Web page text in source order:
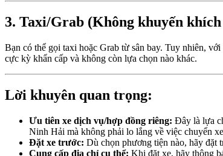
3. Taxi/Grab (Không khuyến
Bạn có thể gọi taxi hoặc Grab từ sân bay. Tuy nhiên,
cực kỳ khẩn cấp và không còn lựa chọn nào khác.
Lời khuyên quan trọng:
Ưu tiên xe dịch vụ/hợp đồng riêng: Đây là lựa
Ninh Hải mà không phải lo lắng về việc chuyển
Đặt xe trước: Dù chọn phương tiện nào, hãy đặt
Cung cấp địa chỉ cụ thể: Khi đặt xe, hãy thông